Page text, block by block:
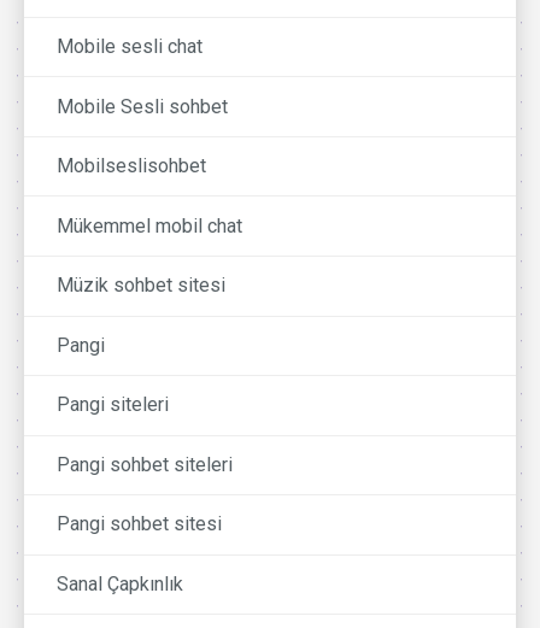
Mobile sesli chat
Mobile Sesli sohbet
Mobilseslisohbet
Mükemmel mobil chat
Müzik sohbet sitesi
Pangi
Pangi siteleri
Pangi sohbet siteleri
Pangi sohbet sitesi
Sanal Çapkınlık